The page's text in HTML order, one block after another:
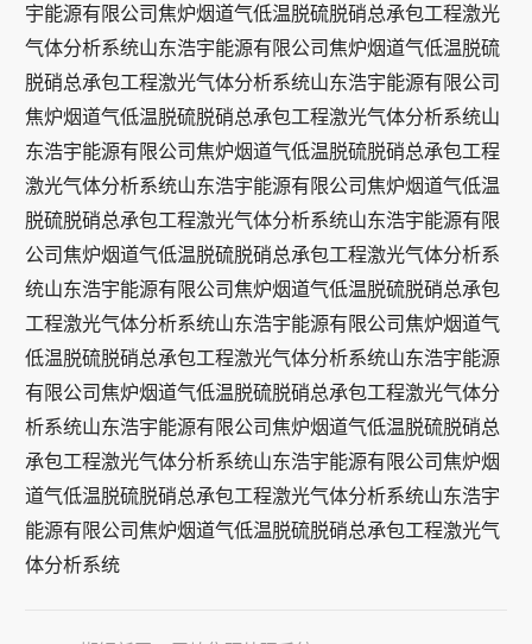
宇能源有限公司焦炉烟道气低温脱硫脱硝总承包工程激光
气体分析系统山东浩宇能源有限公司焦炉烟道气低温脱硫
脱硝总承包工程激光气体分析系统山东浩宇能源有限公司
焦炉烟道气低温脱硫脱硝总承包工程激光气体分析系统山
东浩宇能源有限公司焦炉烟道气低温脱硫脱硝总承包工程
激光气体分析系统山东浩宇能源有限公司焦炉烟道气低温
脱硫脱硝总承包工程激光气体分析系统山东浩宇能源有限
公司焦炉烟道气低温脱硫脱硝总承包工程激光气体分析系
统山东浩宇能源有限公司焦炉烟道气低温脱硫脱硝总承包
工程激光气体分析系统山东浩宇能源有限公司焦炉烟道气
低温脱硫脱硝总承包工程激光气体分析系统山东浩宇能源
有限公司焦炉烟道气低温脱硫脱硝总承包工程激光气体分
析系统山东浩宇能源有限公司焦炉烟道气低温脱硫脱硝总
承包工程激光气体分析系统山东浩宇能源有限公司焦炉烟
道气低温脱硫脱硝总承包工程激光气体分析系统山东浩宇
能源有限公司焦炉烟道气低温脱硫脱硝总承包工程激光气
体分析系统